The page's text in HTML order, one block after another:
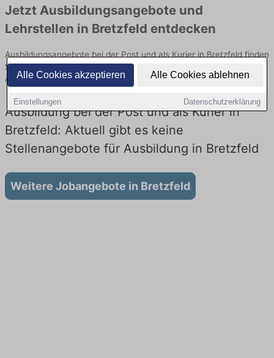
Alle Cookies akzeptieren Alle Cookies ablehnen
Einstellungen Datenschutzerklärung
Jetzt Ausbildungsangebote und
Lehrstellen in Bretzfeld entdecken
Ausbildungsangebote bei der Post und als Kurier in Bretzfeld finden
Sie von namhaften Firmen. Entdecken Sie freie Optionen von Top-
Arbeitgebern und bewerben Sie sich noch heute.
Ausbildung bei der Post und als Kurier in
Bretzfeld: Aktuell gibt es keine
Stellenangebote für Ausbildung in Bretzfeld
Weitere Jobangebote in Bretzfeld